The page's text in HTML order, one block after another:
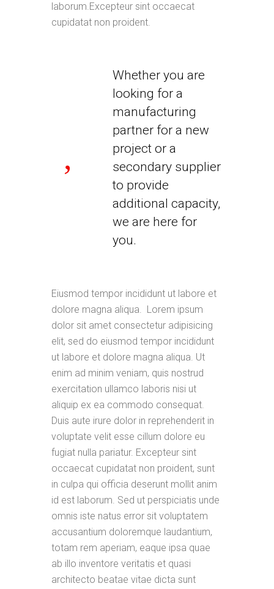
laborum.Excepteur sint occaecat
cupidatat non proident.
Whether you are
looking for a
manufacturing
partner for a new
project or a
secondary supplier
to provide
additional capacity,
we are here for
you.
Eiusmod tempor incididunt ut labore et
dolore magna aliqua. Lorem ipsum
dolor sit amet consectetur adipisicing
elit, sed do eiusmod tempor incididunt
ut labore et dolore magna aliqua. Ut
enim ad minim veniam, quis nostrud
exercitation ullamco laboris nisi ut
aliquip ex ea commodo consequat.
Duis aute irure dolor in reprehenderit in
voluptate velit esse cillum dolore eu
fugiat nulla pariatur. Excepteur sint
occaecat cupidatat non proident, sunt
in culpa qui officia deserunt mollit anim
id est laborum. Sed ut perspiciatis unde
omnis iste natus error sit voluptatem
accusantium doloremque laudantium,
totam rem aperiam, eaque ipsa quae
ab illo inventore veritatis et quasi
architecto beatae vitae dicta sunt